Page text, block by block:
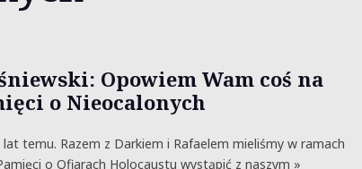
Opowiem Wam coś na
o Nieocalonych
lat temu. Razem z Darkiem i Rafaelem mieliśmy w ramach
o Ofiarach Holocaustu wystąpić z naszym »